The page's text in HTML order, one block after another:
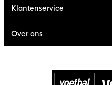
Klantenservice
Over ons